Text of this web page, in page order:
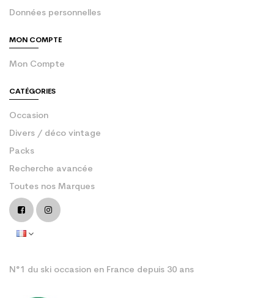
Données personnelles
MON COMPTE
Mon Compte
CATÉGORIES
Occasion
Divers / déco vintage
Packs
Recherche avancée
Toutes nos Marques
N°1 du ski occasion en France depuis 30 ans